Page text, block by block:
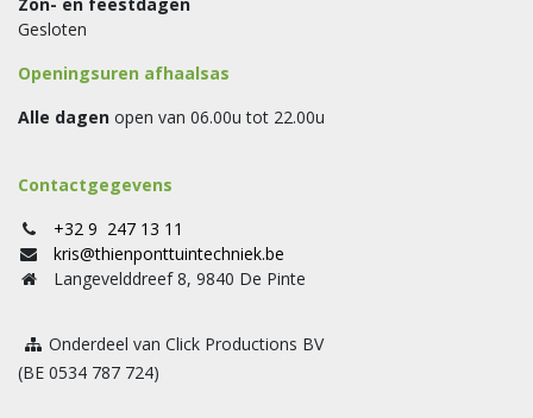
Zon- en feestdagen
Gesloten
Openingsuren afhaalsas
Alle dagen open van 06.00u tot 22.00u
Contactgegevens
+32 9 247 13 11
kris@thienponttuintechniek.be
Langevelddreef 8, 9840 De Pinte
Onderdeel van Click Productions BV
(BE 0534 787 724)